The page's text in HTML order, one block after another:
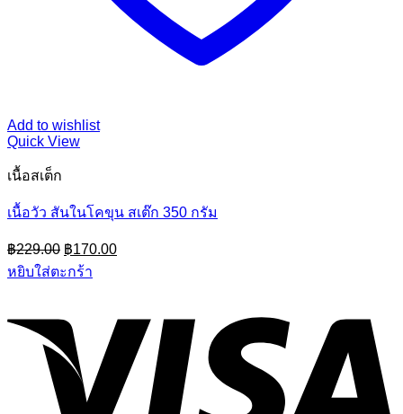
Add to wishlist
Quick View
เนื้อสเต็ก
เนื้อวัว สันในโคขุน สเต๊ก 350 กรัม
฿229.00 Original
price
was:
฿170.00Current
price
หยิบใส่ตะกร้า